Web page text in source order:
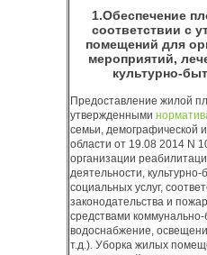
1.Обеспечение
соответствии с
помещений для
мероприятий,
культурно-
Предоставление жилой
утвержденными
семьи, демографической
области от 19.08 2014 N
организации
деятельности,
социальных услуг,
законодательства и
средствами коммунально-
водоснабжение,
т.д.). Уборка жилых